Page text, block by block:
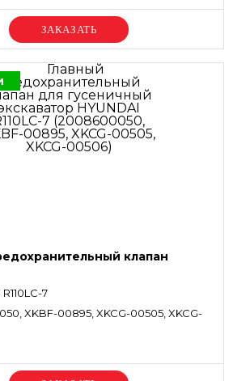
Уточняйте цену
клапан
7
XKBF-00895, XKCG-00505, XKCG-